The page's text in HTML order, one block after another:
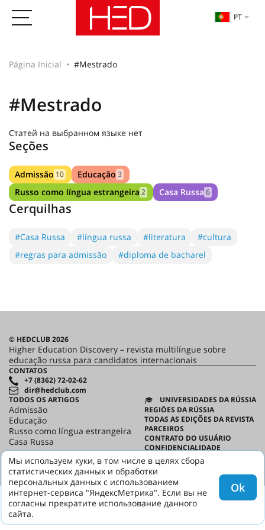
PT
Página Inicial #Mestrado
#Mestrado
Статей на выбранном языке нет
Seções
Admissão 10 Educação 3
Russo como língua estrangeira 2 Casa Russa 6
Cerquilhas
#Casa Russa #língua russa #literatura
#cultura
#regras para admissão
#diploma de bacharel
© HEDCLUB 2026
Higher Education Discovery – revista multilíngue sobre
educação russa para candidatos internacionais
CONTATOS
+7 (8362) 72-02-62
dir@hedclub.com
TODOS OS ARTIGOS
Admissão
Educação
Russo como língua estrangeira
Casa Russa
UNIVERSIDADES DA RÚSSIA
REGIÕES DA RÚSSIA
TODAS AS EDIÇÕES DA REVISTA
PARCEIROS
CONTRATO DO USUÁRIO
CONFIDENCIALIDADE
HED
Мы используем куки, в том числе в целях сбора
статистических данных и обработки
персональных данных с использованием
интернет-сервиса "ЯндексМетрика". Если вы не
согласны прекратите использование данного
сайта.
Ok